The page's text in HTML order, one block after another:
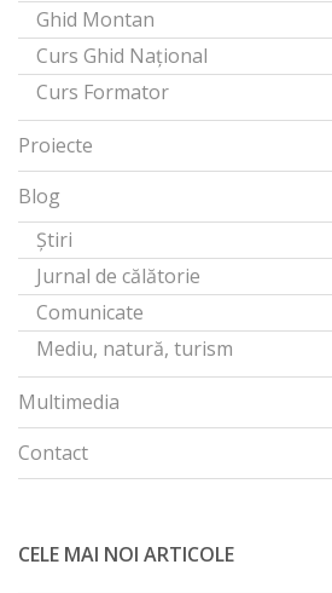
Ghid Montan
Curs Ghid Național
Curs Formator
Proiecte
Blog
Știri
Jurnal de călătorie
Comunicate
Mediu, natură, turism
Multimedia
Contact
CELE MAI NOI ARTICOLE